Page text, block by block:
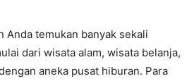
Anda temukan banyak sekali
dari wisata alam, wisata belanja,
aneka pusat hiburan. Para